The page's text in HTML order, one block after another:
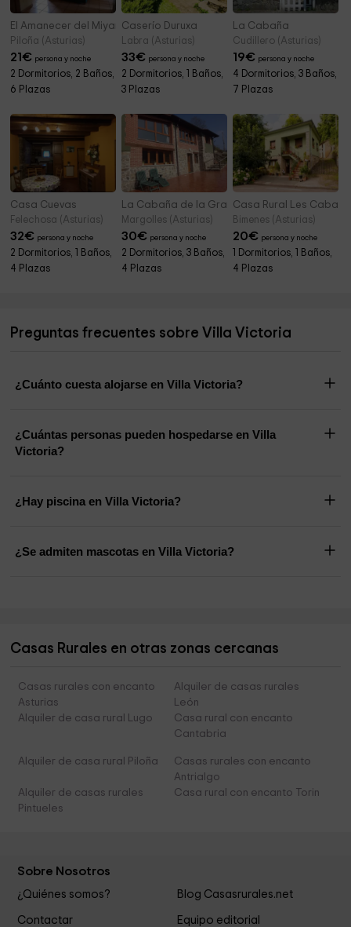
El Amanecer del Miyarin
Piloña (Asturias)
21€ persona y noche
2 Dormitorios, 2 Baños,
6 Plazas
Caserío Duruxa
Labra (Asturias)
33€ persona y noche
2 Dormitorios, 1 Baños,
3 Plazas
La Cabaña
Cudillero (Asturias)
19€ persona y noche
4 Dormitorios, 3 Baños,
7 Plazas
Casa Cuevas
Felechosa (Asturias)
32€ persona y noche
2 Dormitorios, 1 Baños,
4 Plazas
La Cabaña de la Granxa
Margolles (Asturias)
30€ persona y noche
2 Dormitorios, 3 Baños,
4 Plazas
Casa Rural Les
Bimenes (Asturias)
20€ persona y noche
1 Dormitorios, 1 Baños,
4 Plazas
Preguntas frecuentes sobre Villa Victoria
¿Cuánto cuesta alojarse en Villa Victoria?
¿Cuántas personas pueden hospedarse en Villa
Victoria?
¿Hay piscina en Villa Victoria?
¿Se admiten mascotas en Villa Victoria?
Casas Rurales en otras zonas cercanas
Casas rurales con encanto
Asturias
Alquiler de casas rurales
León
Alquiler de casa rural Lugo
Casa rural con encanto
Cantabria
Alquiler de casa rural Piloña
Casas rurales con encanto
Antrialgo
Alquiler de casas rurales
Pintueles
Casa rural con encanto Torin
Sobre Nosotros
¿Quiénes somos? Blog Casasrurales.net
Contactar Equipo editorial